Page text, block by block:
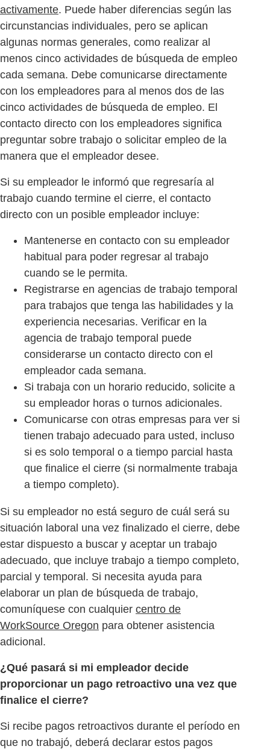
activamente. Puede haber diferencias según las
circunstancias individuales, pero se aplican
algunas normas generales, como realizar al
menos cinco actividades de búsqueda de empleo
cada semana. Debe comunicarse directamente
con los empleadores para al menos dos de las
cinco actividades de búsqueda de empleo. El
contacto directo con los empleadores significa
preguntar sobre trabajo o solicitar empleo de la
manera que el empleador desee.
Si su empleador le informó que regresaría al
trabajo cuando termine el cierre, el contacto
directo con un posible empleador incluye:
Mantenerse en contacto con su empleador
habitual para poder regresar al trabajo
cuando se le permita.
Registrarse en agencias de trabajo temporal
para trabajos que tenga las habilidades y la
experiencia necesarias. Verificar en la
agencia de trabajo temporal puede
considerarse un contacto directo con el
empleador cada semana.
Si trabaja con un horario reducido, solicite a
su empleador horas o turnos adicionales.
Comunicarse con otras empresas para ver si
tienen trabajo adecuado para usted, incluso
si es solo temporal o a tiempo parcial hasta
que finalice el cierre (si normalmente trabaja
a tiempo completo).
Si su empleador no está seguro de cuál será su
situación laboral una vez finalizado el cierre, debe
estar dispuesto a buscar y aceptar un trabajo
adecuado, que incluye trabajo a tiempo completo,
parcial y temporal. Si necesita ayuda para
elaborar un plan de búsqueda de trabajo,
comuníquese con cualquier centro de
WorkSource Oregon para obtener asistencia
adicional.
¿Qué pasará si mi empleador decide
proporcionar un pago retroactivo una vez que
finalice el cierre?
Si recibe pagos retroactivos durante el período en
que no trabajó, deberá declarar estos pagos